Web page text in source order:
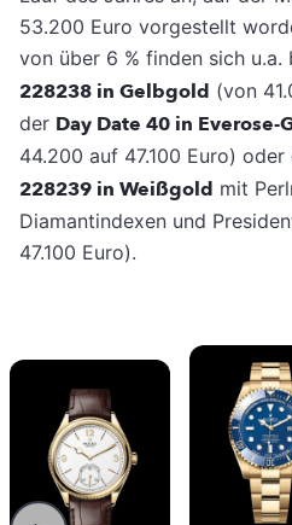
53.200 Euro vorgestellt
von über 6 % finden sich u.a.
228238 in Gelbgold (von
der Day Date 40 in Everose-
44.200 auf 47.100 Euro) oder
228239 in Weißgold mit
Diamantindexen und
47.100 Euro).